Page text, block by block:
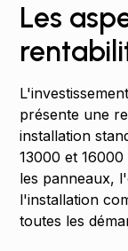
Les
présente une
installation
13000 et
les panneaux,
l'installation
toutes les